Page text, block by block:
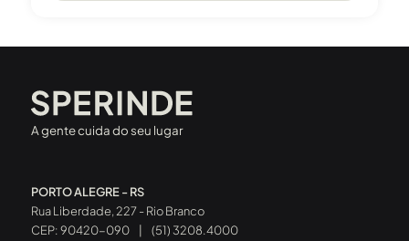
A gente cuida do seu lugar
PORTO ALEGRE - RS
Rua Liberdade, 227 - Rio Branco
CEP: 90420-090
(51) 3208.4000